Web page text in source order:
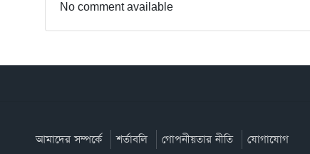
No comment available
আমাদের সম্পর্কে শর্তাবলি গোপনীয়তার নীতি যোগাযোগ